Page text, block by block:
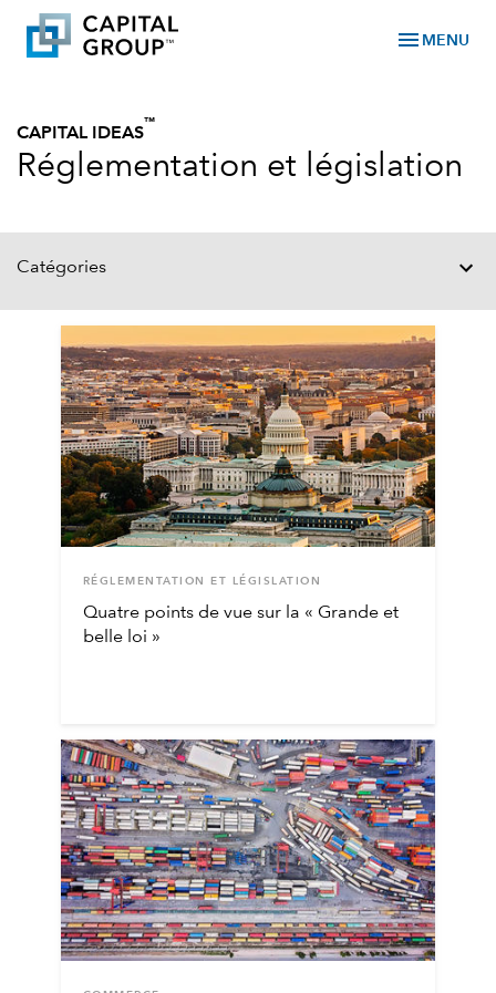
menu MENU
CAPITAL IDEAS
™
Réglementation et législation
Catégories
RÉGLEMENTATION ET LÉGISLATION
Quatre points de vue sur la « Grande et
belle loi »